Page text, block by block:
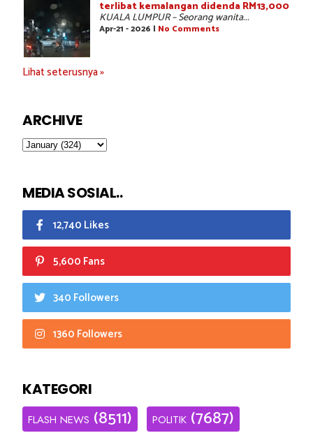
terlibat kemalangan didenda RM13,000
KUALA LUMPUR – Seorang wanita...
Apr-21 - 2026 | No Comments
Lihat seterusnya »
ARCHIVE
MEDIA SOSIAL..
12,740 Likes
5,600 Fans
340 Followers
1360 Followers
KATEGORI
FLASH NEWS (8511) POLITIK (7687)